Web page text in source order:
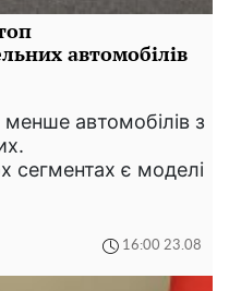
автомобілів
менше автомобілів з
сегментах є моделі
16:00 23.08